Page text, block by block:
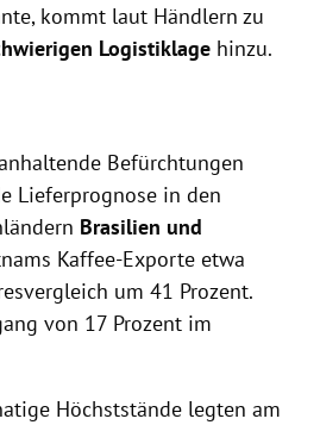
kommt laut Händlern zu
Logistiklage hinzu.
Befürchtungen
Lieferprognose in den
Brasilien und
Kaffee-Exporte etwa
um 41 Prozent.
von 17 Prozent im
Höchststände legten am